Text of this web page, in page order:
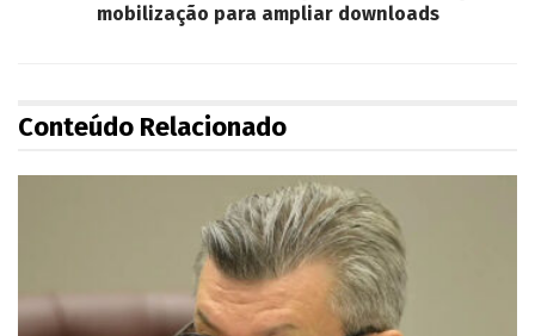
mobilização para ampliar downloads
Conteúdo Relacionado